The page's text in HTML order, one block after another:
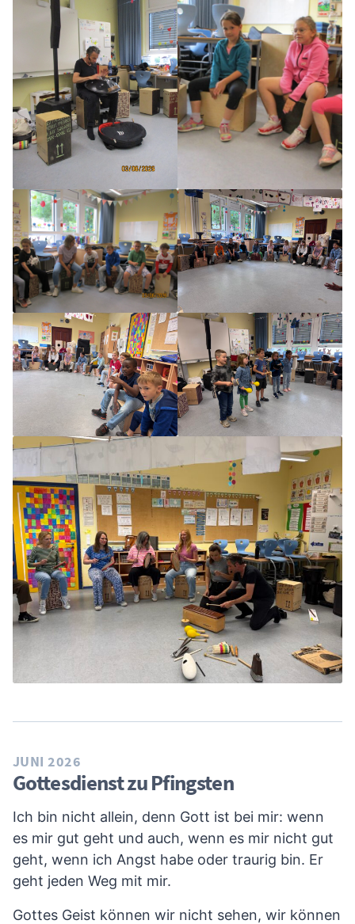
JUNI 2026
Gottesdienst zu Pfingsten
Ich bin nicht allein, denn Gott ist bei mir: wenn
es mir gut geht und auch, wenn es mir nicht gut
geht, wenn ich Angst habe oder traurig bin. Er
geht jeden Weg mit mir.
Gottes Geist können wir nicht sehen, wir können